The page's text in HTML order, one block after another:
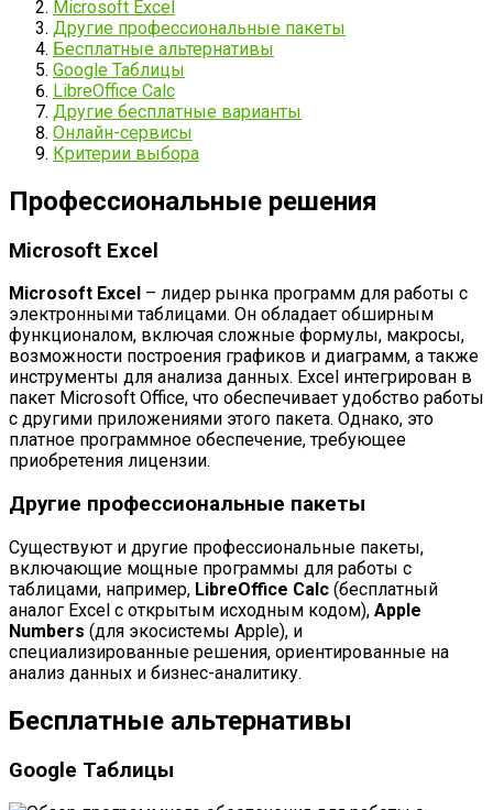
Microsoft Excel
Другие профессиональные пакеты
Бесплатные альтернативы
Google Таблицы
LibreOffice Calc
Другие бесплатные варианты
Онлайн-сервисы
Критерии выбора
Профессиональные решения
Microsoft Excel
Microsoft Excel – лидер рынка программ для работы с
электронными таблицами. Он обладает обширным
функционалом, включая сложные формулы, макросы,
возможности построения графиков и диаграмм, а также
инструменты для анализа данных. Excel интегрирован в
пакет Microsoft Office, что обеспечивает удобство работы
с другими приложениями этого пакета. Однако, это
платное программное обеспечение, требующее
приобретения лицензии.
Другие профессиональные пакеты
Существуют и другие профессиональные пакеты,
включающие мощные программы для работы с
таблицами, например, LibreOffice Calc (бесплатный
аналог Excel с открытым исходным кодом), Apple
Numbers (для экосистемы Apple), и
специализированные решения, ориентированные на
анализ данных и бизнес-аналитику.
Бесплатные альтернативы
Google Таблицы